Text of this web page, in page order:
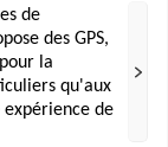
de
des GPS,
la
qu'aux
de